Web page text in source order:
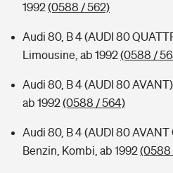
1992(0588 / 562)
Audi 80, B 4 (AUDI 80
Limousine, ab 1992(0588 /
Audi 80, B 4 (AUDI 80
ab 1992(0588 / 564)
Audi 80, B 4 (AUDI 80 AVANT
Benzin, Kombi, ab 1992(0588